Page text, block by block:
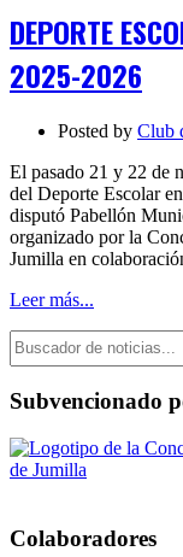
DEPORTE
2025-2026
Posted by Club
El pasado 21 y 22 de
del Deporte Escolar
disputó Pabellón
organizado por la
Jumilla en
Leer más...
BUSCADOR DE
Subvencionado
Colaboradores